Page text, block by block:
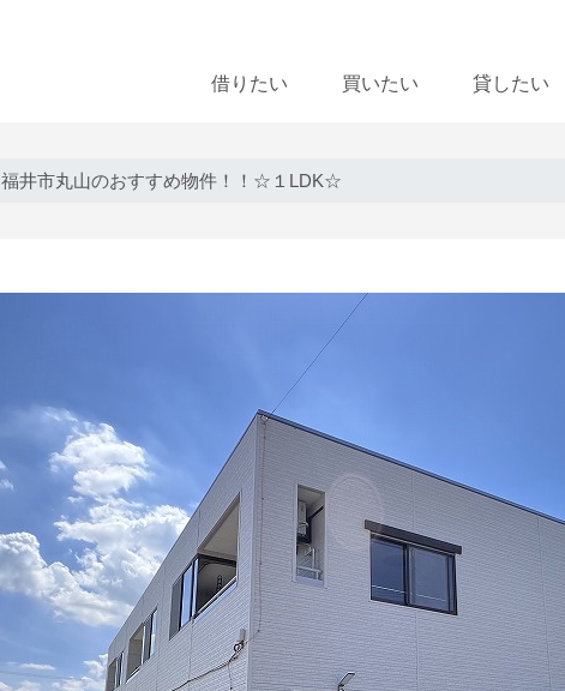
借りたい 買いたい 貸したい
福井市丸山のおすすめ物件！！☆１LDK☆